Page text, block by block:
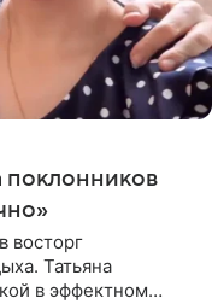
поклонников
восторг
Татьяна
в эффектном